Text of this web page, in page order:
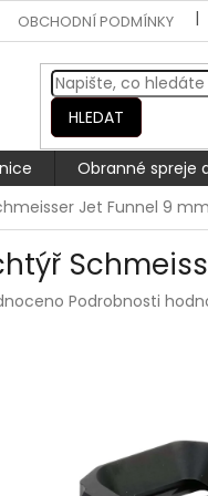
OBCHODNÍ PODMÍNKY
HLEDAT
Obranné spreje
Jet Funnel 9
Podrobnosti